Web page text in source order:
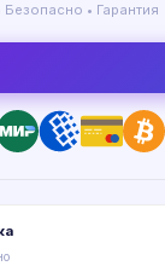
• Гарантия